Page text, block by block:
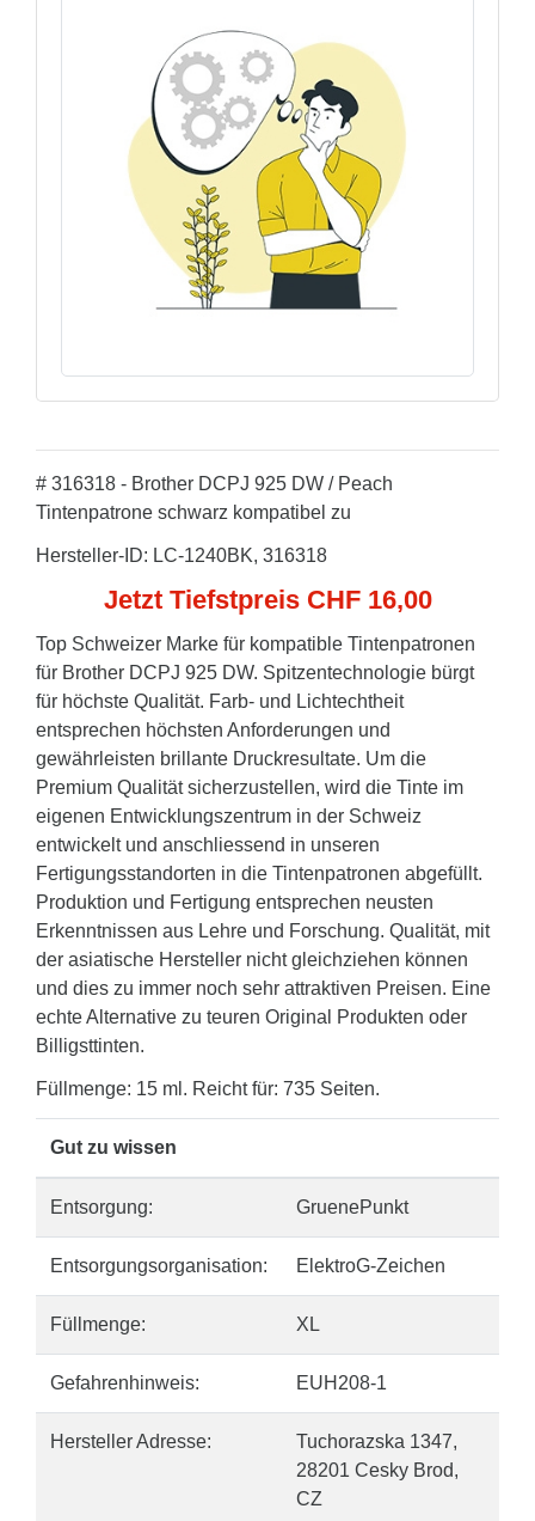
# 316318 - Brother DCPJ 925 DW / Peach
Tintenpatrone schwarz kompatibel zu
Hersteller-ID: LC-1240BK, 316318
Jetzt Tiefstpreis CHF 16,00
Top Schweizer Marke für kompatible Tintenpatronen
für Brother DCPJ 925 DW. Spitzentechnologie bürgt
für höchste Qualität. Farb- und Lichtechtheit
entsprechen höchsten Anforderungen und
gewährleisten brillante Druckresultate. Um die
Premium Qualität sicherzustellen, wird die Tinte im
eigenen Entwicklungszentrum in der Schweiz
entwickelt und anschliessend in unseren
Fertigungsstandorten in die Tintenpatronen abgefüllt.
Produktion und Fertigung entsprechen neusten
Erkenntnissen aus Lehre und Forschung. Qualität, mit
der asiatische Hersteller nicht gleichziehen können
und dies zu immer noch sehr attraktiven Preisen. Eine
echte Alternative zu teuren Original Produkten oder
Billigsttinten.
Füllmenge: 15 ml. Reicht für: 735 Seiten.
Gut zu wissen
Entsorgung: GruenePunkt
Entsorgungsorganisation: ElektroG-Zeichen
Füllmenge: XL
Gefahrenhinweis: EUH208-1
Hersteller Adresse:
Tuchorazska 1347,
28201 Cesky Brod,
CZ